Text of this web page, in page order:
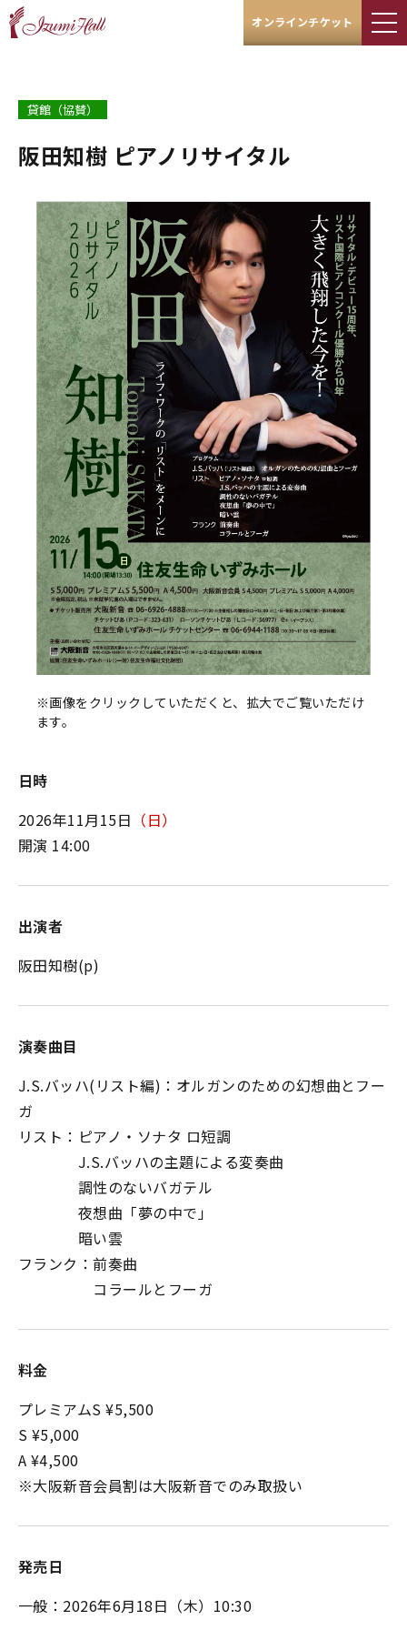
オンラインチケット
貸館（協賛）
阪田知樹 ピアノリサイタル
※画像をクリックしていただくと、拡大でご覧いただけ
ます。
日時
2026年11月15日 （日）
開演 14:00
出演者
阪田知樹(p)
演奏曲目
J.S.バッハ(リスト編)：オルガンのための幻想曲とフー
ガ
リスト：ピアノ・ソナタ ロ短調
J.S.バッハの主題による変奏曲
調性のないバガテル
夜想曲「夢の中で」
暗い雲
フランク：前奏曲
コラールとフーガ
料金
プレミアムS ¥5,500
S ¥5,000
A ¥4,500
※大阪新音会員割は大阪新音でのみ取扱い
発売日
一般：2026年6月18日（木）10:30